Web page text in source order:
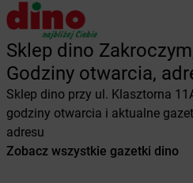
Sklep dino
Godziny otwarcia,
Sklep dino przy ul. Klasztorna
godziny otwarcia i aktualne
adresu
Zobacz wszystkie gazetki dino